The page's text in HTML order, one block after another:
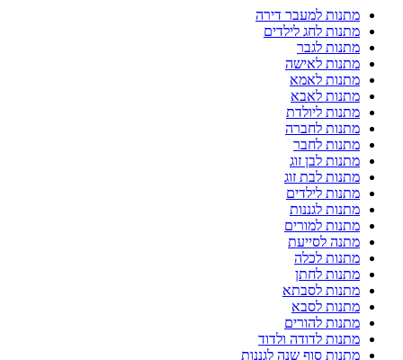
מתנות למעבר דירה
מתנות לחג לילדים
מתנות לגבר
מתנות לאישה
מתנות לאמא
מתנות לאבא
מתנות ליולדת
מתנות לחברה
מתנות לחבר
מתנות לבן זוג
מתנות לבת זוג
מתנות לילדים
מתנות לגננות
מתנות למורים
מתנה לסייעת
מתנות לכלה
מתנות לחתן
מתנות לסבתא
מתנות לסבא
מתנות להורים
מתנות לדודה ולדוד
מתנות סוף שנה לגננות